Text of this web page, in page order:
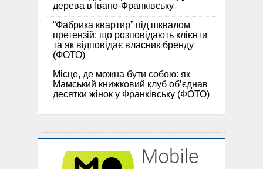
дерева в Івано-Франківську
“Фабрика квартир” під шквалом
претензій: що розповідають клієнти
та як відповідає власник бренду
(ФОТО)
Місце, де можна бути собою: як
Мамський книжковий клуб об’єднав
десятки жінок у Франківську (ФОТО)